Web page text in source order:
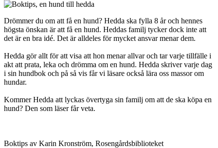
Drömmer du om att få en hund? Hedda ska fylla 8 år och hennes
högsta önskan är att få en hund. Heddas familj tycker dock inte att
det är en bra idé. Det är alldeles för mycket ansvar menar dem.
Hedda gör allt för att visa att hon menar allvar och tar varje tillfälle i
akt att prata, leka och drömma om en hund. Hedda skriver varje dag
i sin hundbok och på så vis får vi läsare också lära oss massor om
hundar.
Kommer Hedda att lyckas övertyga sin familj om att de ska köpa en
hund? Den som läser får veta.
Boktips av Karin Kronström, Rosengårdsbiblioteket